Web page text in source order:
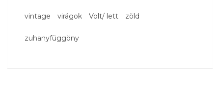
vintage virágok Volt/ lett zöld
zuhanyfüggöny